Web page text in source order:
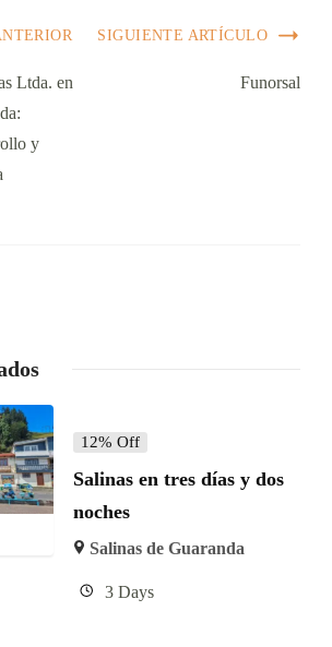
Ltda. en
y
SIGUIENTE ARTÍCULO
Funorsal
12% Off
Salinas en tres días y dos
noches
Salinas de Guaranda
3 Days